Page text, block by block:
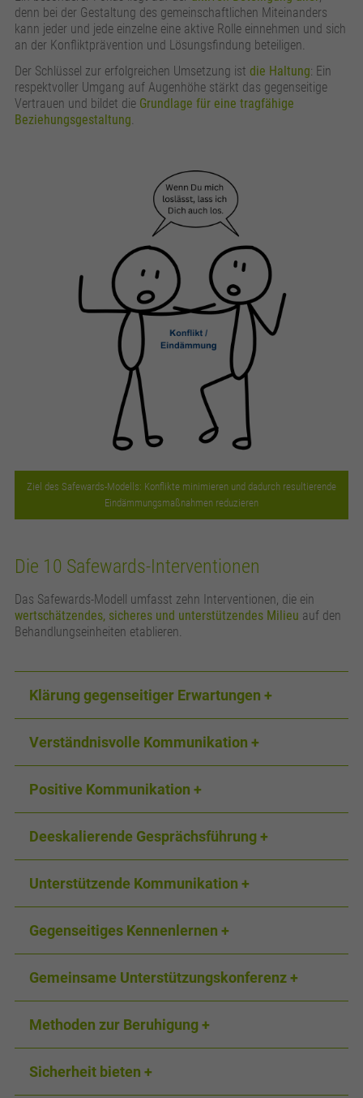
denn bei der Gestaltung des gemeinschaftlichen Miteinanders
kann jeder und jede einzelne eine aktive Rolle einnehmen und sich
an der Konfliktprävention und Lösungsfindung beteiligen.
Der Schlüssel zur erfolgreichen Umsetzung istdie Haltung: Ein
respektvoller Umgang auf Augenhöhe stärkt das gegenseitige
Vertrauen und bildet die Grundlage für eine tragfähige
Beziehungsgestaltung
Ziel des Safewards-Modells: Konflikte minimieren und dadurch resultierende
Eindämmungsmaßnahmen reduzieren
Die 10 Safewards-Interventionen
Das Safewards-Modell umfasst zehn Interventionen, die ein
wertschätzendes, sicheres und unterstützendes Milieu auf den
Behandlungseinheiten etablieren.
Klärung gegenseitiger Erwartungen
Verständnisvolle Kommunikation
Positive Kommunikation
Deeskalierende Gesprächsführung
Unterstützende Kommunikation
Gegenseitiges Kennenlernen
Gemeinsame Unterstützungskonferenz
Methoden zur Beruhigung
Sicherheit bieten